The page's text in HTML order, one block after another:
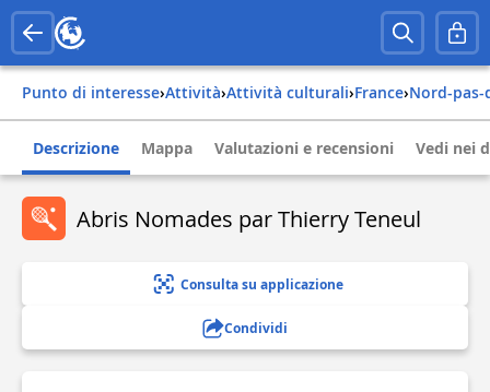
Punto di interesse› Attività› Attività culturali› france› nord-
Descrizione Mappa Valutazioni e recensioni Vedi nei
Abris Nomades par Thierry Teneul
Consulta su applicazione
Condividi